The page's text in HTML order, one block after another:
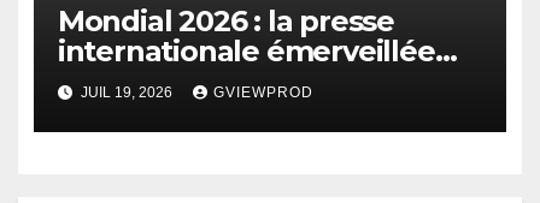
Mondial 2026 : la presse
internationale émerveillée
par un duel de choc entre la
France et l’Angleterre
JUIL 19, 2026 GVIEWPROD